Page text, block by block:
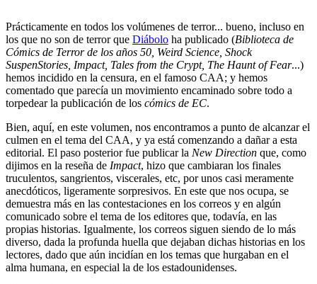
Prácticamente en todos los volúmenes de terror... bueno, incluso en
los que no son de terror que Diábolo ha publicado (Biblioteca de
Cómics de Terror de los años 50, Weird Science, Shock
SuspenStories, Impact, Tales from the Crypt, The Haunt of Fear...)
hemos incidido en la censura, en el famoso CAA; y hemos
comentado que parecía un movimiento encaminado sobre todo a
torpedear la publicación de los cómics de EC.
Bien, aquí, en este volumen, nos encontramos a punto de alcanzar el
culmen en el tema del CAA, y ya está comenzando a dañar a esta
editorial. El paso posterior fue publicar la New Direction que, como
dijimos en la reseña de Impact, hizo que cambiaran los finales
truculentos, sangrientos, viscerales, etc, por unos casi meramente
anecdóticos, ligeramente sorpresivos. En este que nos ocupa, se
demuestra más en las contestaciones en los correos y en algún
comunicado sobre el tema de los editores que, todavía, en las
propias historias. Igualmente, los correos siguen siendo de lo más
diverso, dada la profunda huella que dejaban dichas historias en los
lectores, dado que aún incidían en los temas que hurgaban en el
alma humana, en especial la de los estadounidenses.